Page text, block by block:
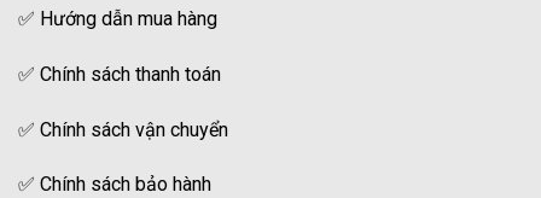
✅ Hướng dẫn mua hàng
✅ Chính sách thanh toán
✅ Chính sách vận chuyển
✅ Chính sách bảo hành